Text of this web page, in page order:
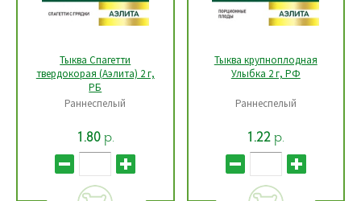
Тыква Спагетти
твердокорая (Аэлита) 2 г,
РБ
Раннеспелый
1.80р.
Тыква крупноплодная
Улыбка 2 г, РФ
Раннеспелый
1.22р.